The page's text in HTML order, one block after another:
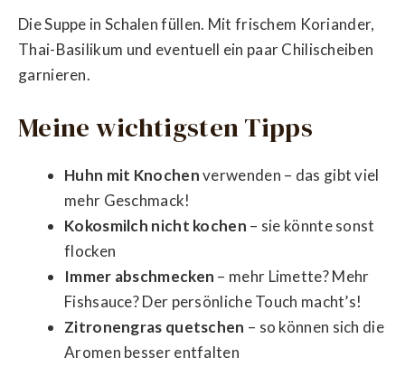
Die Suppe in Schalen füllen. Mit frischem Koriander,
Thai-Basilikum und eventuell ein paar Chilischeiben
garnieren.
Meine wichtigsten Tipps
Huhn mit Knochenverwenden – das gibt viel
mehr Geschmack!
Kokosmilch nicht kochen – sie könnte sonst
flocken
Immer abschmecken – mehr Limette? Mehr
Fishsauce? Der persönliche Touch macht’s!
Zitronengras quetschen – so können sich die
Aromen besser entfalten